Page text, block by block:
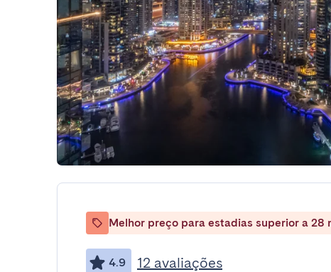
Melhor preço para estadias superior a 28
4.9 12 avaliações